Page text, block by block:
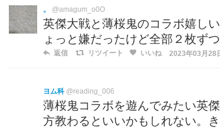
。 @amagum_o0O
英傑大戦と薄桜鬼のコラボ嬉し
ょっと嫌だったけど全部２枚ず
返信 リツイート いいね 2023年03月28
ヨム科 @reading_006
薄桜鬼コラボを遊んでみたい英
方教わるといいかもしれない。